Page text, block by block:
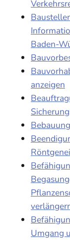
Baden-
anzeigen
Umgang